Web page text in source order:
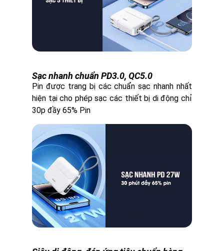
Sạc nhanh chuẩn PD3.0, QC5.0
Pin được trang bị các chuẩn sạc nhanh nhất
hiện tại cho phép sạc các thiết bị di động chỉ
30p đầy 65% Pin